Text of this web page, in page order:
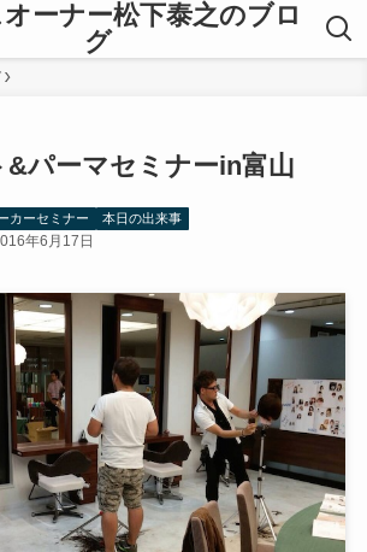
ーナー松下泰之のブロ
グ
&パーマセミナーin富山
カーセミナー 本日の出来事
年6月17日